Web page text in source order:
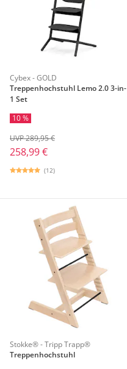
Cybex - GOLD
Treppenhochstuhl Lemo 2.0 3-in-
1 Set
10 %
258,99 €
UVP 289,95 €
(12)
Stokke® - Tripp Trapp®
Treppenhochstuhl